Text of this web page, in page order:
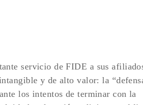
servicio de FIDE a sus
y de alto valor: la
los intentos de terminar con la